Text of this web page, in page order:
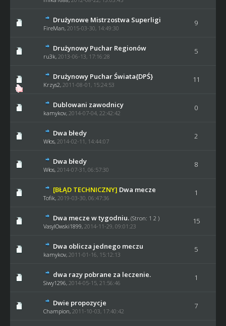
Drużynowe Mistrzostwa Superligi
FireMan, 2015-03-30, 14:49:30
9
Drużynowy Puchar Regionów
ru3k, 2013-06-13, 17:16:28
5
Drużynowy Puchar Świata{DPŚ}
Krzys2, 2011-08-01, 15:24:53
11
Dublowani zawodnicy
kamykov, 2014-07-04, 22:42:42
0
Dwa błedy
Włos, 2014-02-11, 14:44:07
2
Dwa błedy
Włos, 2014-07-31, 06:57:30
8
[BŁĄD TECHNICZNY] Dwa mecze
Tofik, 2019-03-30, 06:47:36
1
Dwa mecze w tygodniu. (Stron: 1 2 )
VasylOwski1899, 2014-11-29, 09:01:23
15
Dwa oblicza jednego meczu
kamykov, 2011-01-16, 15:12:13
5
dwa razy pobrane za leczenie.
Siwy1296, 2014-05-15, 21:56:46
1
Dwie propozycje
Champion, 2011-10-03, 17:40:42
7